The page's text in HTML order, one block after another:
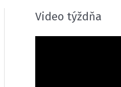
Video týždňa